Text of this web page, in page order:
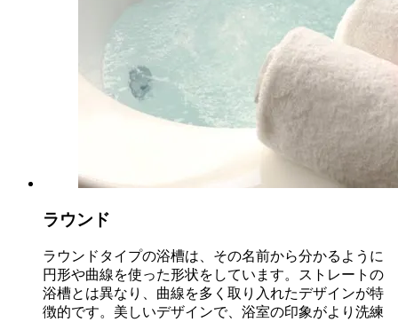
ラウンド
ラウンドタイプの浴槽は、その名前から分かるように
円形や曲線を使った形状をしています。ストレートの
浴槽とは異なり、曲線を多く取り入れたデザインが特
徴的です。美しいデザインで、浴室の印象がより洗練